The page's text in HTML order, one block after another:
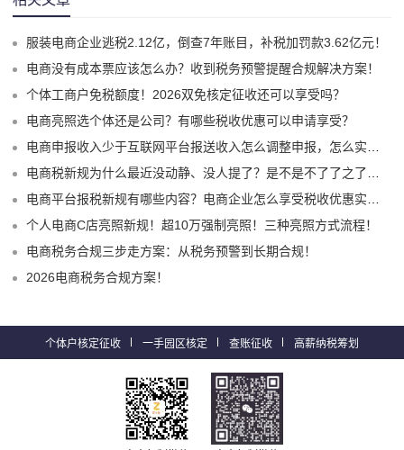
服装电商企业逃税2.12亿，倒查7年账目，补税加罚款3.62亿元！
电商没有成本票应该怎么办？收到税务预警提醒合规解决方案！
个体工商户免税额度！2026双免核定征收还可以享受吗？
电商亮照选个体还是公司？有哪些税收优惠可以申请享受？
电商申报收入少于互联网平台报送收入怎么调整申报，怎么实现合规申报享受税收优惠！
电商税新规为什么最近没动静、没人提了？是不是不了了之了嘛？
电商平台报税新规有哪些内容？电商企业怎么享受税收优惠实现税务合规？
个人电商C店亮照新规！超10万强制亮照！三种亮照方式流程！
电商税务合规三步走方案：从税务预警到长期合规！
2026电商税务合规方案！
个体户核定征收 一手园区核定 查账征收 高薪纳税筹划